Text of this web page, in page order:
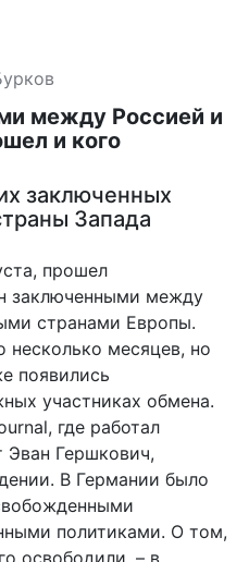
между Россией и
и кого
заключенных
Запада
прошел
заключенными между
странами Европы.
несколько месяцев, но
появились
участниках обмена.
где работал
Эван Гершкович,
. В Германии было
политиками. О том,
освободили, – в